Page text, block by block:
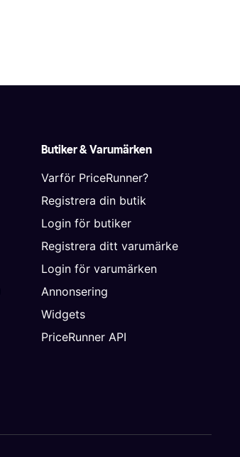
Butiker & Varumärken
Varför PriceRunner?
Registrera din butik
Login för butiker
Registrera ditt varumärke
Login för varumärken
Annonsering
Widgets
PriceRunner API